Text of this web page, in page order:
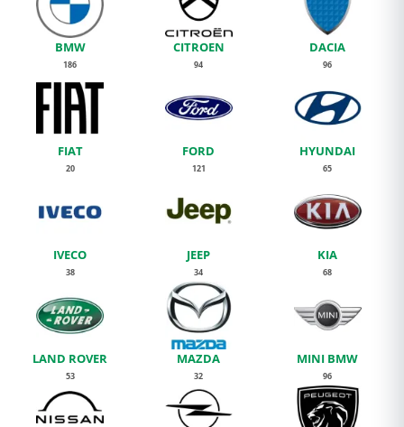
BMW
186
CITROEN
94
DACIA
96
FIAT
20
FORD
121
HYUNDAI
65
IVECO
38
JEEP
34
KIA
68
LAND ROVER
53
MAZDA
32
MINI BMW
96